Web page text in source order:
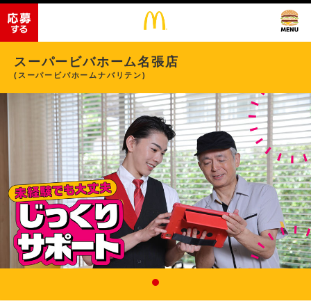
スーパービバホーム名張店
(スーパービバホームナバリテン)